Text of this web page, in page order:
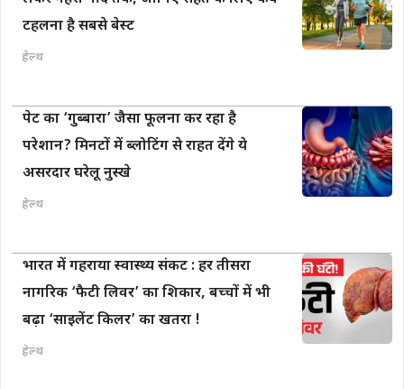
टहलना है सबसे बेस्ट
हेल्थ
पेट का ‘गुब्बारा’ जैसा फूलना कर रहा है
परेशान? मिनटों में ब्लोटिंग से राहत देंगे ये
असरदार घरेलू नुस्खे
हेल्थ
भारत में गहराया स्वास्थ्य संकट : हर तीसरा
नागरिक ‘फैटी लिवर’ का शिकार, बच्चों में भी
बढ़ा ‘साइलेंट किलर’ का खतरा !
हेल्थ